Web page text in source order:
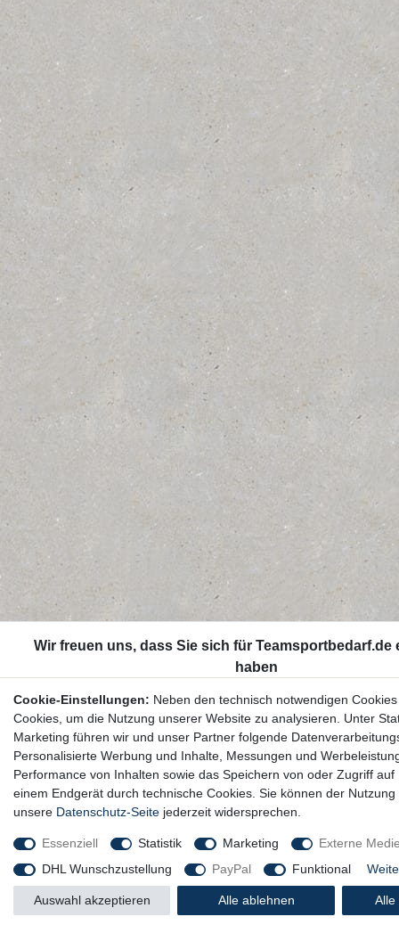
Cookie-Einstellungen: Neben den technisch notwendigen
Cookies, um die Nutzung unserer Website zu analysieren. Unter
Marketing führen wir und unser Partner folgende
Personalisierte Werbung und Inhalte, Messungen und
Performance von Inhalten sowie das Speichern von oder Zugriff
einem Endgerät durch technische Cookies. Sie können der
unsere Datenschutz-Seite jederzeit widersprechen.
Essenziell Statistik Marketing
Externe
DHL Wunschzustellung
PayPal Funktional
Alle
Alle ablehnen
Auswahl akzeptieren